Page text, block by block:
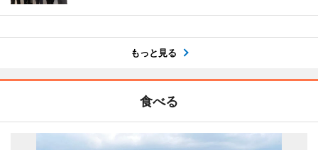
もっと見る
食べる